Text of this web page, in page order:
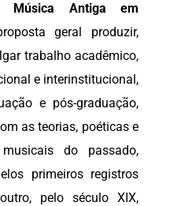
Música Antiga em
geral produzir,
trabalho acadêmico,
e interinstitucional,
e pós-graduação,
as teorias, poéticas e
do passado,
primeiros registros
pelo século XIX,